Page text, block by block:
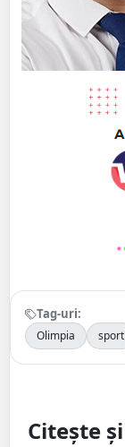
Tag-uri:
Olimpia sport
Citește și